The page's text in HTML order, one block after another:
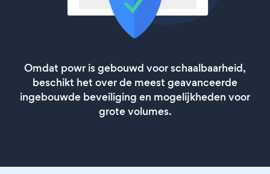
Omdat powr is gebouwd voor schaalbaarheid,
beschikt het over de meest geavanceerde
ingebouwde beveiliging en mogelijkheden voor
grote volumes.